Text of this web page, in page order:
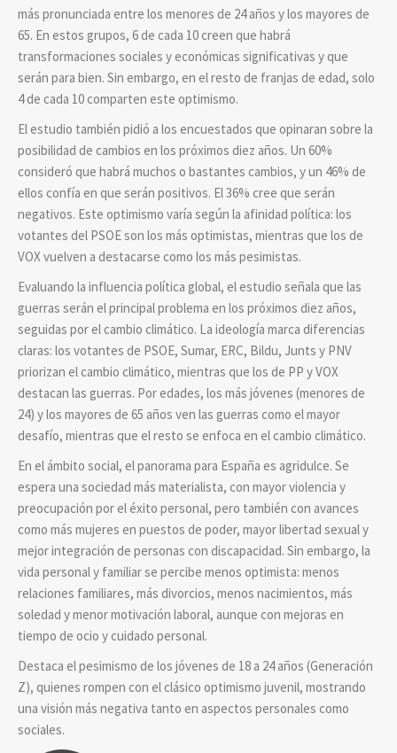
más pronunciada entre los menores de 24 años y los mayores de
65. En estos grupos, 6 de cada 10 creen que habrá
transformaciones sociales y económicas significativas y que
serán para bien. Sin embargo, en el resto de franjas de edad, solo
4 de cada 10 comparten este optimismo.
El estudio también pidió a los encuestados que opinaran sobre la
posibilidad de cambios en los próximos diez años. Un 60%
consideró que habrá muchos o bastantes cambios, y un 46% de
ellos confía en que serán positivos. El 36% cree que serán
negativos. Este optimismo varía según la afinidad política: los
votantes del PSOE son los más optimistas, mientras que los de
VOX vuelven a destacarse como los más pesimistas.
Evaluando la influencia política global, el estudio señala que las
guerras serán el principal problema en los próximos diez años,
seguidas por el cambio climático. La ideología marca diferencias
claras: los votantes de PSOE, Sumar, ERC, Bildu, Junts y PNV
priorizan el cambio climático, mientras que los de PP y VOX
destacan las guerras. Por edades, los más jóvenes (menores de
24) y los mayores de 65 años ven las guerras como el mayor
desafío, mientras que el resto se enfoca en el cambio climático.
En el ámbito social, el panorama para España es agridulce. Se
espera una sociedad más materialista, con mayor violencia y
preocupación por el éxito personal, pero también con avances
como más mujeres en puestos de poder, mayor libertad sexual y
mejor integración de personas con discapacidad. Sin embargo, la
vida personal y familiar se percibe menos optimista: menos
relaciones familiares, más divorcios, menos nacimientos, más
soledad y menor motivación laboral, aunque con mejoras en
tiempo de ocio y cuidado personal.
Destaca el pesimismo de los jóvenes de 18 a 24 años (Generación
Z), quienes rompen con el clásico optimismo juvenil, mostrando
una visión más negativa tanto en aspectos personales como
sociales.